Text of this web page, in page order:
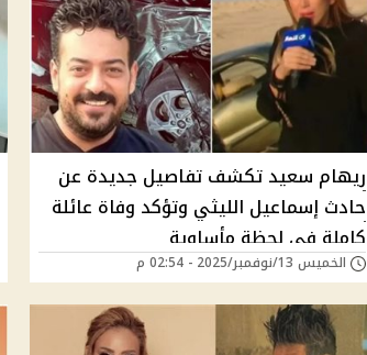
ريهام سعيد تكشف تفاصيل جديدة عن
حادث إسماعيل الليثي وتؤكد وفاة عائلة
كاملة في لحظة مأساوية
الخميس 13/نوفمبر/2025 - 02:54 م